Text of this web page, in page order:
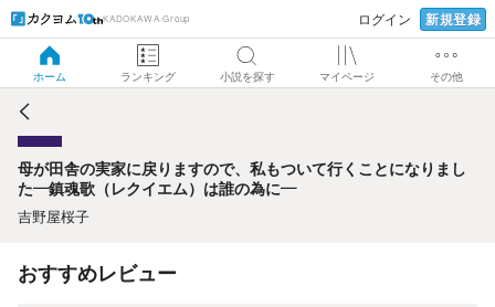
KADOKAWA Group ログイン 新規登録
ホーム ランキング 小説を探す マイページ その他
母が田舎の実家に戻りますので、私もついて行くことになり
ました―鎮魂歌（レクイエム）は誰の為に―
母が田舎の実家に戻りますので、私もついて行くことになりまし
た―鎮魂歌（レクイエム）は誰の為に―
吉野屋桜子
おすすめレビュー